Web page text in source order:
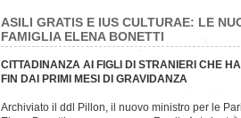
ASILI GRATIS E IUS CULTURAE: LE
FAMIGLIA ELENA BONETTI
CITTADINANZA AI FIGLI DI STRANIERI CHE
FIN DAI PRIMI MESI DI GRAVIDANZA
Archiviato il ddl Pillon, il nuovo ministro per le